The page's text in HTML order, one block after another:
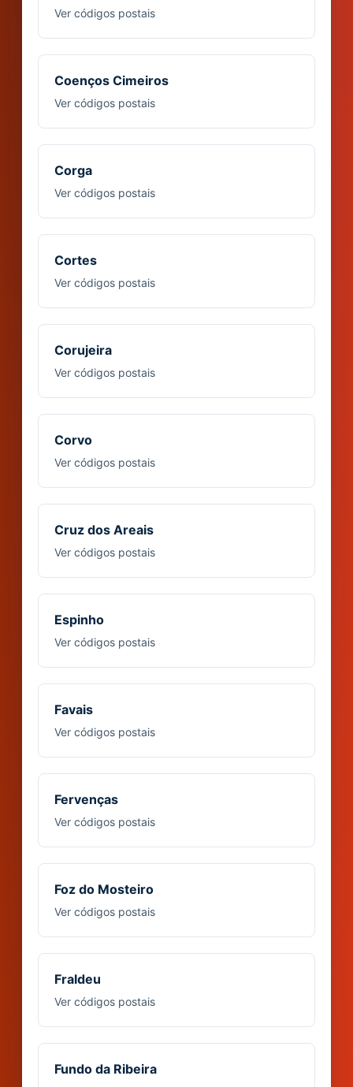
Ver códigos postais
Coenços Cimeiros
Ver códigos postais
Corga
Ver códigos postais
Cortes
Ver códigos postais
Corujeira
Ver códigos postais
Corvo
Ver códigos postais
Cruz dos Areais
Ver códigos postais
Espinho
Ver códigos postais
Favais
Ver códigos postais
Fervenças
Ver códigos postais
Foz do Mosteiro
Ver códigos postais
Fraldeu
Ver códigos postais
Fundo da Ribeira